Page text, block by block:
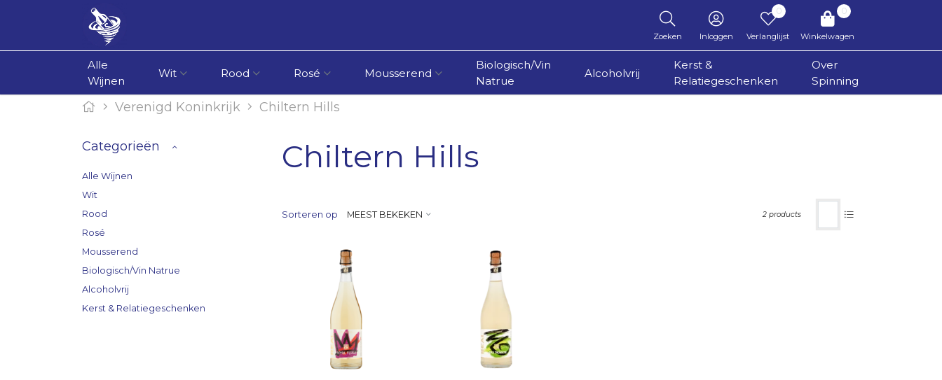
Zoeken Inloggen
0
Verlanglijst
0
Winkelwagen
Alle
Wijnen
Wit Rood Rosé Mousserend
Biologisch/Vin
Natrue
Alcoholvrij
Kerst &
Relatiegeschenken
Over
Spinning
Verenigd Koninkrijk Chiltern Hills
Categorieën
Alle Wijnen
Wit
Rood
Rosé
Mousserend
Biologisch/Vin Natrue
Alcoholvrij
Kerst & Relatiegeschenken
Chiltern Hills
Sorteren op MEEST BEKEKEN 2 products